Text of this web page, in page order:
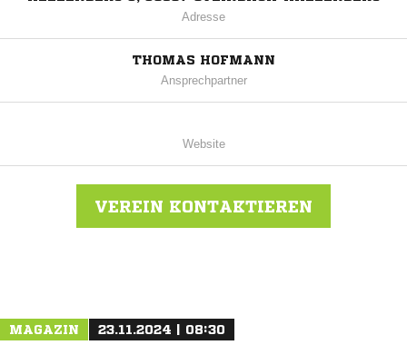
Adresse
THOMAS HOFMANN
Ansprechpartner
Website
VEREIN KONTAKTIEREN
MAGAZIN 23.11.2024 | 08:30